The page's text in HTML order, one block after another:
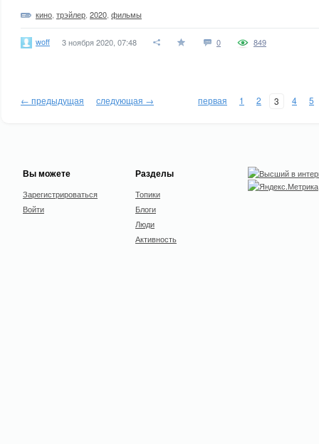
кино трэйлер 2020 фильмы
woff 3 ноября 2020, 07:48 0 849
← предыдущая следующая → первая 1 2 3 4 5
Вы можете
Зарегистрироваться
Войти
Разделы
Топики
Блоги
Люди
Активность